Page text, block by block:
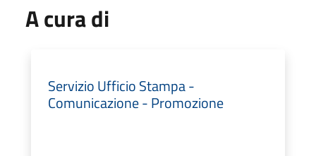
A cura di
Servizio Ufficio Stampa -
Comunicazione - Promozione